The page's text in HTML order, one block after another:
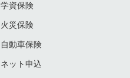
学資保険
火災保険
自動車保険
ネット申込